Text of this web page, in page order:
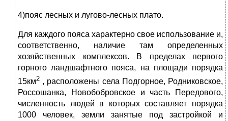
4)пояс лесных и лугово-лесных плато.
Для каждого пояса характерно свое использование и,
соответственно, наличие там определенных
хозяйственных комплексов. В пределах первого
горного ландшафтного пояса, на площади порядка
15км2 , расположены села Подгорное, Родниковское,
Россошанка, Новобобровское и часть Передового,
численность людей в которых составляет порядка
1000 человек, земли занятые под застройкой и